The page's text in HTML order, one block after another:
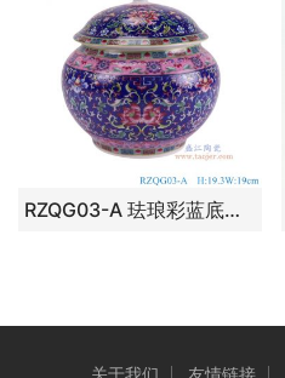
RZQG03-A 珐琅彩蓝底缠枝莲将军罐 高19.3直径19底径11.3重量1.6KG
关于我们 友情链接